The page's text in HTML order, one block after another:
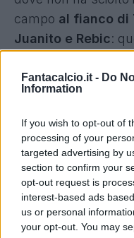
Fantacalcio.it - Do
Information
If you wish to opt-out of
processing of your
targeted advertising by
section to confirm your
opt-out request is
interest-based ads
us or personal
your opt-out. You may
campo al fianco di
Juanito e Rebic:
LOTTEREMO -
ce lo consente e
condannerà,
l'onore di vestire
GARA